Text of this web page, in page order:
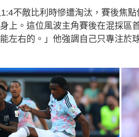
e
d
:
2
5
.
2
不敵比利時慘遭淘汰，賽後焦
上。這位風波主角賽後在混採區
能左右的。」他強調自己只專注